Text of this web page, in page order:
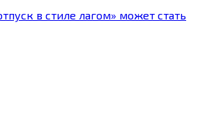
в стиле лагом» может стать